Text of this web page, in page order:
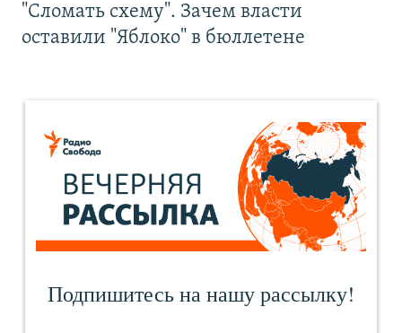
"Сломать схему". Зачем власти
оставили "Яблоко" в бюллетене